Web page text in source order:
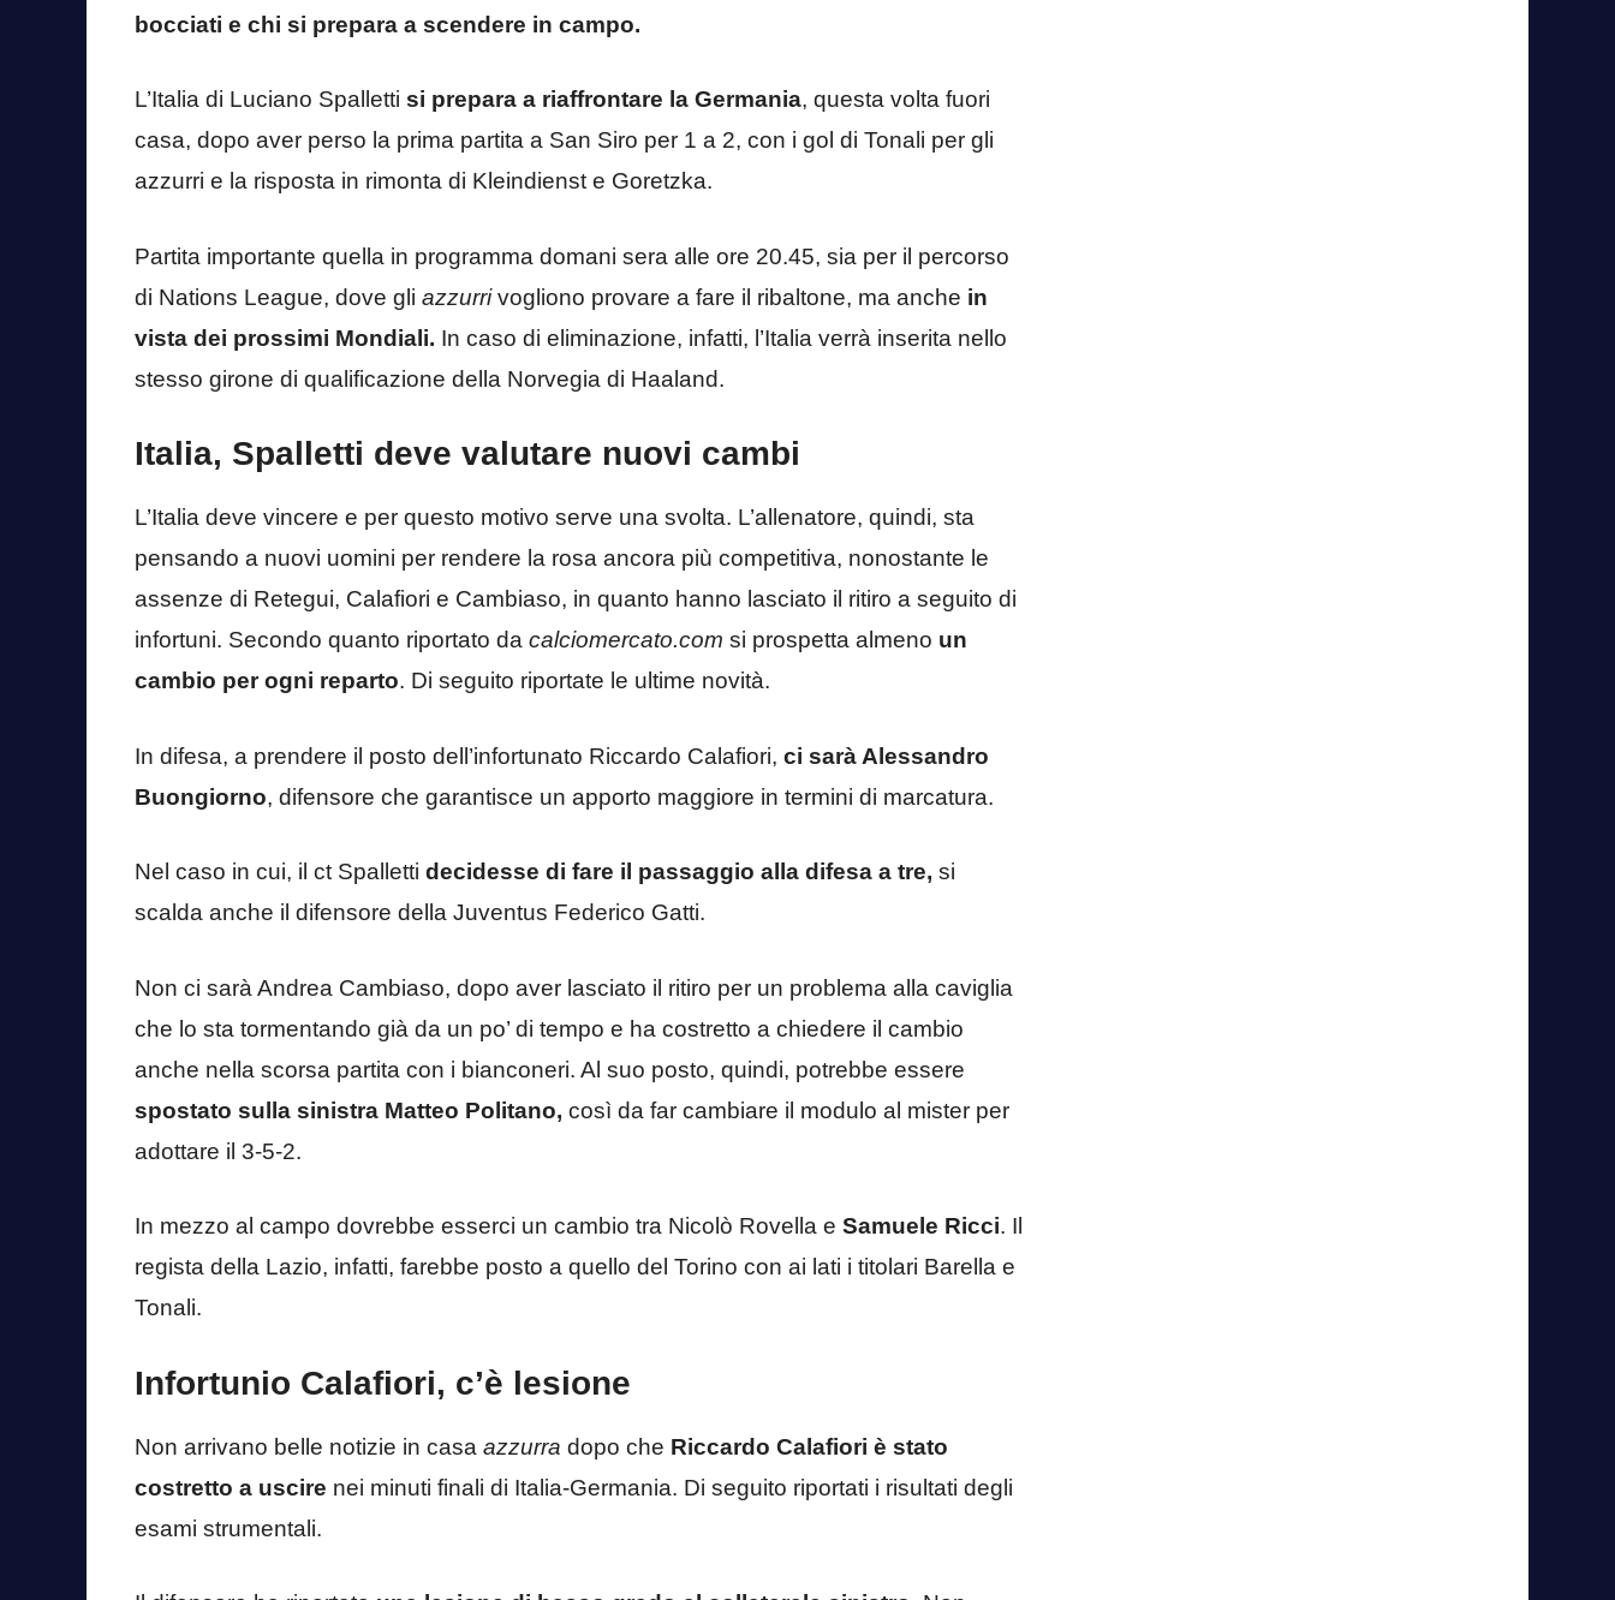
bocciati e chi si prepara a scendere in campo.
L’Italia di Luciano Spalletti si prepara a riaffrontare la Germania, questa volta fuori
casa, dopo aver perso la prima partita a San Siro per 1 a 2, con i gol di Tonali per gli
azzurri e la risposta in rimonta di Kleindienst e Goretzka.
Partita importante quella in programma domani sera alle ore 20.45, sia per il percorso
di Nations League, dove gli azzurrivogliono provare a fare il ribaltone, ma anche in
vista dei prossimi Mondiali. In caso di eliminazione, infatti, l’Italia verrà inserita nello
stesso girone di qualificazione della Norvegia di Haaland.
Italia, Spalletti deve valutare nuovi cambi
L’Italia deve vincere e per questo motivo serve una svolta. L’allenatore, quindi, sta
pensando a nuovi uomini per rendere la rosa ancora più competitiva, nonostante le
assenze di Retegui, Calafiori e Cambiaso, in quanto hanno lasciato il ritiro a seguito di
infortuni. Secondo quanto riportato da calciomercato.com si prospetta almeno un
cambio per ogni reparto. Di seguito riportate le ultime novità.
In difesa, a prendere il posto dell’infortunato Riccardo Calafiori, ci sarà Alessandro
Buongiorno, difensore che garantisce un apporto maggiore in termini di marcatura.
Nel caso in cui, il ct Spalletti decidesse di fare il passaggio alla difesa a tre, si
scalda anche il difensore della Juventus Federico Gatti.
Non ci sarà Andrea Cambiaso, dopo aver lasciato il ritiro per un problema alla caviglia
che lo sta tormentando già da un po’ di tempo e ha costretto a chiedere il cambio
anche nella scorsa partita con i bianconeri. Al suo posto, quindi, potrebbe essere
spostato sulla sinistra Matteo Politano, così da far cambiare il modulo al mister per
adottare il 3-5-2.
In mezzo al campo dovrebbe esserci un cambio tra Nicolò Rovella e Samuele Ricci. Il
regista della Lazio, infatti, farebbe posto a quello del Torino con ai lati i titolari Barella e
Tonali.
Infortunio Calafiori, c’è lesione
Non arrivano belle notizie in casa azzurra dopo che Riccardo Calafiori è stato
costretto a uscire nei minuti finali di Italia-Germania. Di seguito riportati i risultati degli
esami strumentali.